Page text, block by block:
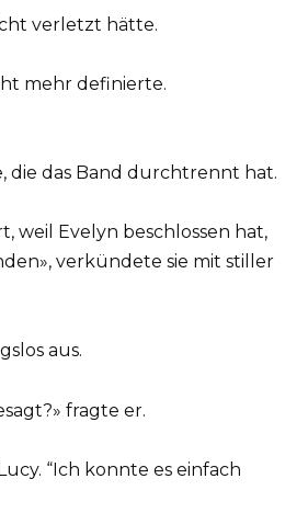
verletzt hätte.
mehr definierte.
die das Band durchtrennt hat.
weil Evelyn beschlossen hat,
verkündete sie mit stiller
aus.
fragte er.
“Ich konnte es einfach